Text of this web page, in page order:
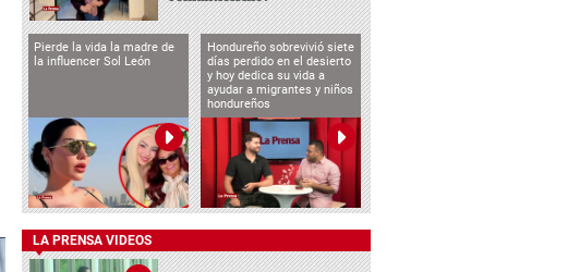
Pierde la vida la madre de
la influencer Sol León
Hondureño sobrevivió siete
días perdido en el desierto
y hoy dedica su vida a
ayudar a migrantes y niños
hondureños
LA PRENSA VIDEOS